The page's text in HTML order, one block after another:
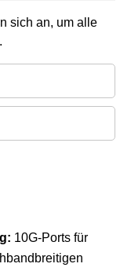
sich an, um alle
10G-Ports für